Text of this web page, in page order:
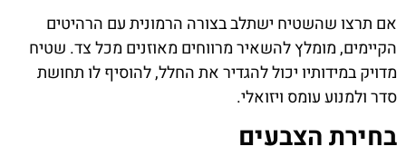
אם תרצו שהשטיח ישתלב בצורה הרמונית עם הרהיטים
הקיימים, מומלץ להשאיר מרווחים מאוזנים מכל צד. שטיח
מדויק במידותיו יכול להגדיר את החלל, להוסיף לו תחושת
סדר ולמנוע עומס ויזואלי.
בחירת הצבעים